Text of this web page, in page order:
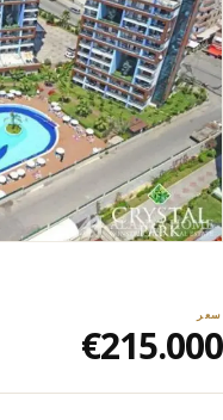
سعر
€215.000